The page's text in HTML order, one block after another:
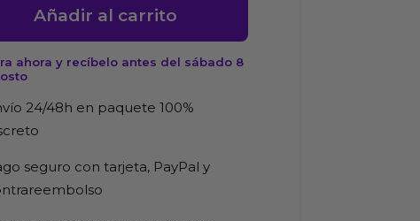
Añadir al carrito
ahora y recíbelo antes del sábado 8
24/48h en paquete 100%
seguro con tarjeta, PayPal y